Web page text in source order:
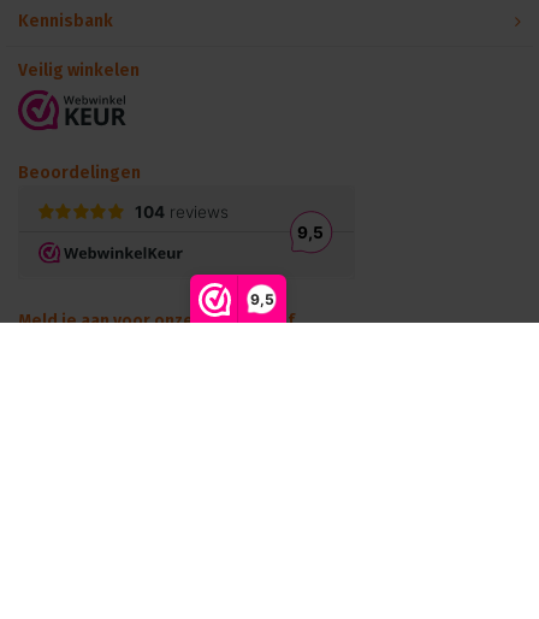
9,5
Kennisbank
Veilig winkelen
Beoordelingen
Meld je aan voor onze nieuwsbrief